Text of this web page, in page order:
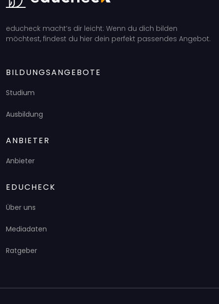
educheck macht’s dir leicht: Wenn du dich bilden
möchtest, findest du hier dein perfekt passendes Angebot.
BILDUNGSANGEBOTE
Studium
Ausbildung
ANBIETER
Anbieter
EDUCHECK
Über uns
Mediadaten
Ratgeber